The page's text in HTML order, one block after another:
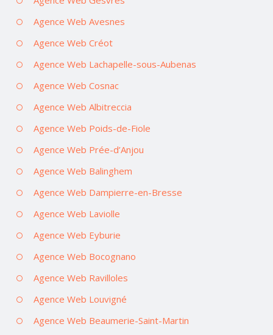
Agence Web Avesnes
Agence Web Créot
Agence Web Lachapelle-sous-Aubenas
Agence Web Cosnac
Agence Web Albitreccia
Agence Web Poids-de-Fiole
Agence Web Prée-d’Anjou
Agence Web Balinghem
Agence Web Dampierre-en-Bresse
Agence Web Laviolle
Agence Web Eyburie
Agence Web Bocognano
Agence Web Ravilloles
Agence Web Louvigné
Agence Web Beaumerie-Saint-Martin